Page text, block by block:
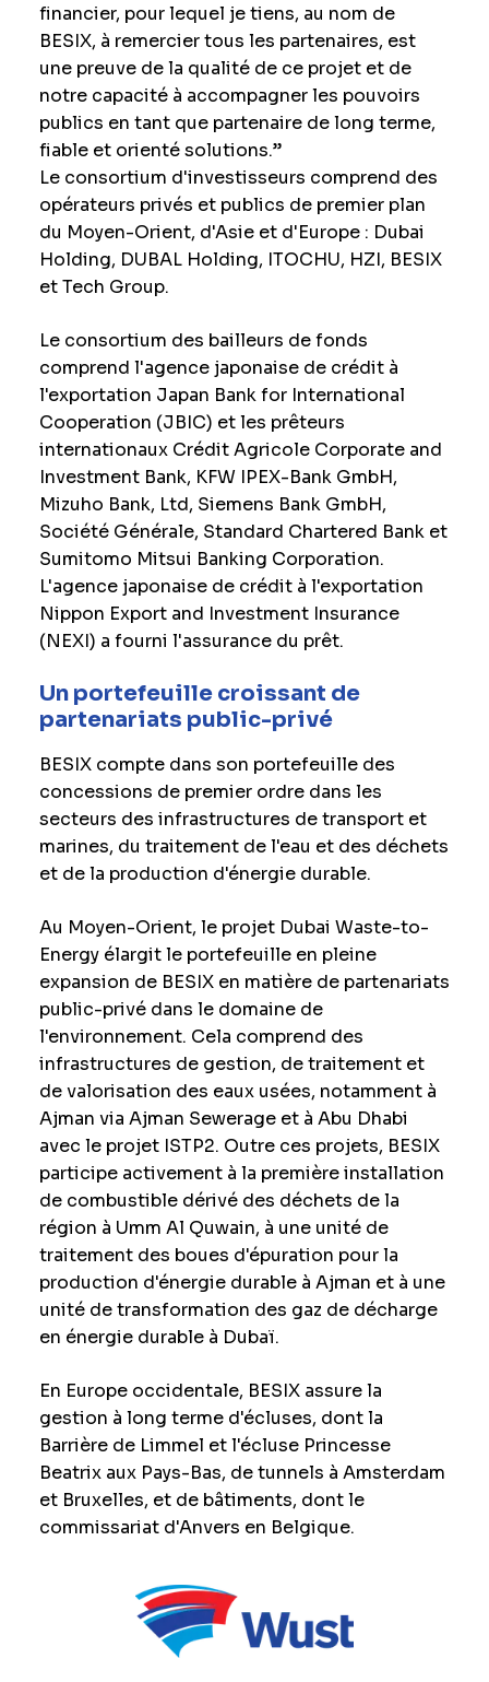
financier, pour lequel je tiens, au nom de
BESIX, à remercier tous les partenaires, est
une preuve de la qualité de ce projet et de
notre capacité à accompagner les pouvoirs
publics en tant que partenaire de long terme,
fiable et orienté solutions.”
Le consortium d'investisseurs comprend des
opérateurs privés et publics de premier plan
du Moyen-Orient, d'Asie et d'Europe : Dubai
Holding, DUBAL Holding, ITOCHU, HZI, BESIX
et Tech Group.
Le consortium des bailleurs de fonds
comprend l'agence japonaise de crédit à
l'exportation Japan Bank for International
Cooperation (JBIC) et les prêteurs
internationaux Crédit Agricole Corporate and
Investment Bank, KFW IPEX-Bank GmbH,
Mizuho Bank, Ltd, Siemens Bank GmbH,
Société Générale, Standard Chartered Bank et
Sumitomo Mitsui Banking Corporation.
L'agence japonaise de crédit à l'exportation
Nippon Export and Investment Insurance
(NEXI) a fourni l'assurance du prêt.
Un portefeuille croissant de
partenariats public-privé
BESIX compte dans son portefeuille des
concessions de premier ordre dans les
secteurs des infrastructures de transport et
marines, du traitement de l'eau et des déchets
et de la production d'énergie durable.
Au Moyen-Orient, le projet Dubai Waste-to-
Energy élargit le portefeuille en pleine
expansion de BESIX en matière de partenariats
public-privé dans le domaine de
l'environnement. Cela comprend des
infrastructures de gestion, de traitement et
de valorisation des eaux usées, notamment à
Ajman via Ajman Sewerage et à Abu Dhabi
avec le projet ISTP2. Outre ces projets, BESIX
participe activement à la première installation
de combustible dérivé des déchets de la
région à Umm Al Quwain, à une unité de
traitement des boues d'épuration pour la
production d'énergie durable à Ajman et à une
unité de transformation des gaz de décharge
en énergie durable à Dubaï.
En Europe occidentale, BESIX assure la
gestion à long terme d'écluses, dont la
Barrière de Limmel et l'écluse Princesse
Beatrix aux Pays-Bas, de tunnels à Amsterdam
et Bruxelles, et de bâtiments, dont le
commissariat d'Anvers en Belgique.